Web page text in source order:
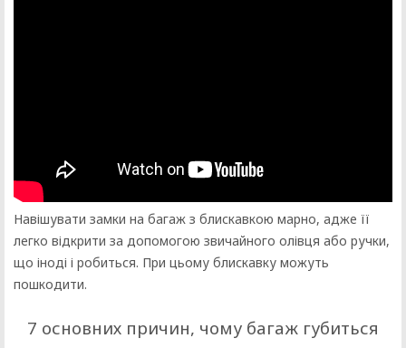
Навішувати замки на багаж з блискавкою марно, адже її
легко відкрити за допомогою звичайного олівця або ручки,
що іноді і робиться. При цьому блискавку можуть
пошкодити.
7 основних причин, чому багаж губиться